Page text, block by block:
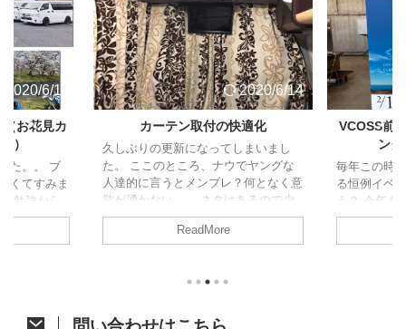
2020/6/14
適化
まいまし
ヤングな
何となく意
るので少
ます！ さ
のとおりで
2019/2/11
VCOSS前夜祭とジャパンキャンピ
ングカーショー2019
毎年この時期に幕張メッセで開催され
る恒例イベント。さぁ、なんでしょ
う？ 今年もそいつに行ってきまし
た。 今年は2月1日から3日にかけての
開催。そして、いつからか始まったイ
す。 VOCSS前夜祭 前夜祭概要 幕張
て、みんなで焼肉を食らい、温泉に浸
ReadMore
バックカ
録画で
最近、煽り
ます。高速
稀に常識の
ことがあり